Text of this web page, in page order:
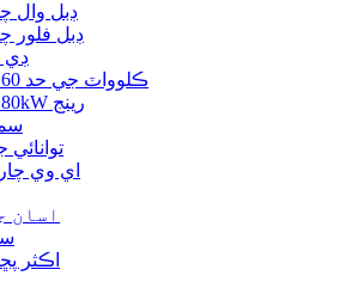
ڊبل وال
ڊبل فلور
ڊي
30 ~ 60 ڪلوواٽ جي حد
60~180kW رينج
اي وي
اسان
اڪثر